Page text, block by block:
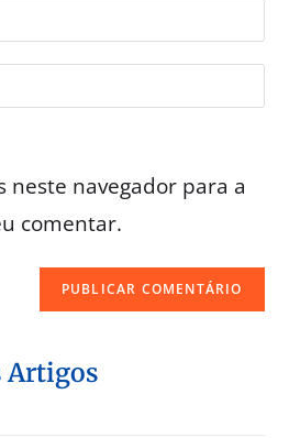
neste navegador para a
comentar.
Artigos